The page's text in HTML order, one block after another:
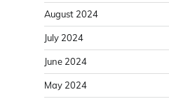
August 2024
July 2024
June 2024
May 2024